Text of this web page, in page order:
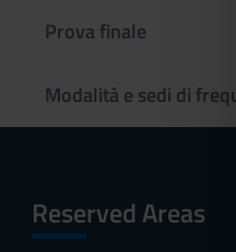
Prova finale
Modalità e sedi di
Reserved Areas